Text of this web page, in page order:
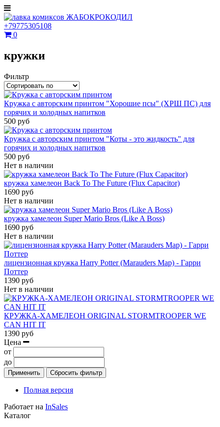
+79775305108
0
кружки
Фильтр
Кружка с авторским принтом "Хорошие псы" (ХРШ ПС) для
горячих и холодных напитков
500 руб
Кружка с авторским принтом "Коты - это жидкость" для
горячих и холодных напитков
500 руб
Нет в наличии
кружка хамелеон Back To The Future (Flux Capacitor)
1690 руб
Нет в наличии
кружка хамелеон Super Mario Bros (Like A Boss)
1690 руб
Нет в наличии
лицензионная кружка Harry Potter (Marauders Map) - Гарри
Поттер
1390 руб
Нет в наличии
КРУЖКА-ХАМЕЛЕОН ORIGINAL STORMTROOPER WE
CAN HIT IT
1390 руб
Цена
от
до
Применить Сбросить фильтр
Полная версия
Работает на InSales
Каталог